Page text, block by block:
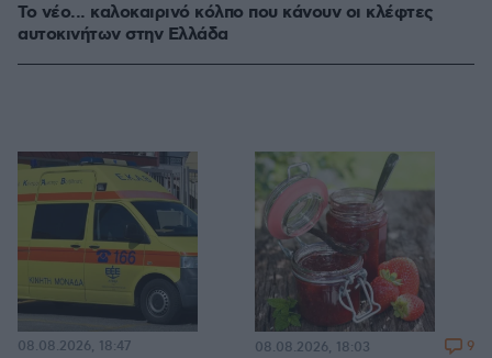
Το νέο... καλοκαιρινό κόλπο που κάνουν οι κλέφτες
αυτοκινήτων στην Ελλάδα
08.08.2026, 18:47 08.08.2026, 18:03 9